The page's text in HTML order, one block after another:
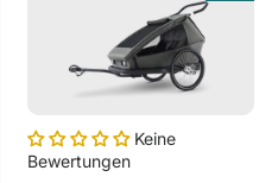
Keine
Bewertungen